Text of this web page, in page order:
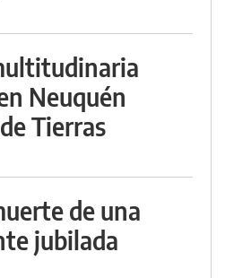
Neuquén
Tierras
de una
jubilada